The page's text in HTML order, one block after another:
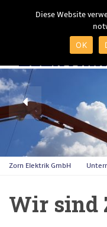
Zorn Elektrik GmbH
Wir sind
Diese Website
OK